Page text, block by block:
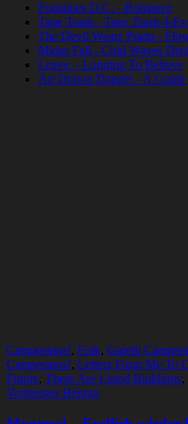
Fontaines D.C. - Romance
Tape Trash - Tape Trash 4-
The Devil Wears Prada -
Midas Fall - Cold Waves
Leave. - Longing To Believe
Air Drawn Dagger - A
Campesinos!, Folk, Gareth
Campesinos!, Letters From Me To
Future, There Are Listed Buildings,
Beitragsnavigation
Vorheriger Beitrag